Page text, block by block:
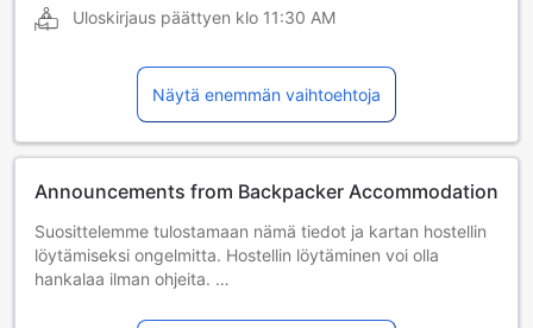
Uloskirjaus päättyen klo 11:30 AM
Näytä enemmän vaihtoehtoja
Announcements from Backpacker Accommodation
Suosittelemme tulostamaan nämä tiedot ja kartan hostellin
löytämiseksi ongelmitta. Hostellin löytäminen voi olla
hankalaa ilman ohjeita.